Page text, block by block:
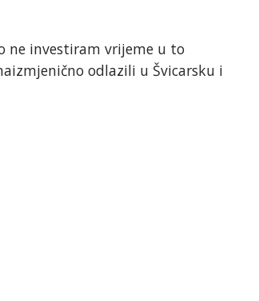
ne investiram vrijeme u to
odlazili u Švicarsku i